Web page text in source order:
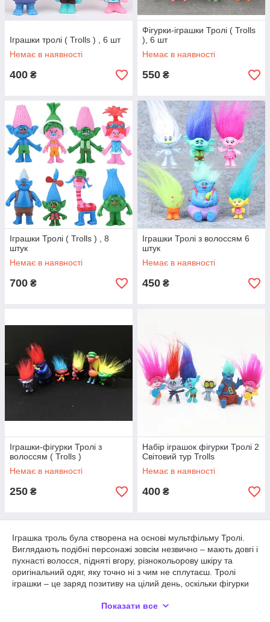
Іграшки тролі ( Trolls ) , 6 шт
Немає в наявності
400 ₴
Фігурки-іграшки Тролі ( Trolls
), 6 шт
Немає в наявності
550 ₴
Іграшки Тролі ( Trolls ) , 8
штук
Немає в наявності
700 ₴
Іграшки Тролі з волоссям 6
штук
Немає в наявності
450 ₴
Іграшки-фігурки Тролі з
волоссям ( Trolls )
Немає в наявності
250 ₴
Набір іграшок фігурки Тролі 2
Світовий тур Trolls
Немає в наявності
400 ₴
Іграшка троль була створена на основі мультфільму Тролі.
Виглядають подібні персонажі зовсім незвично – мають довгі і
пухнасті волосся, підняті вгору, різнокольорову шкіру та
оригінальний одяг, яку точно ні з чим не сплутаєш. Тролі
іграшки – це заряд позитиву на цілий день, оскільки фігурки
яскравими і ошатними. До речі, якщо говорити про волосся,
Показати все